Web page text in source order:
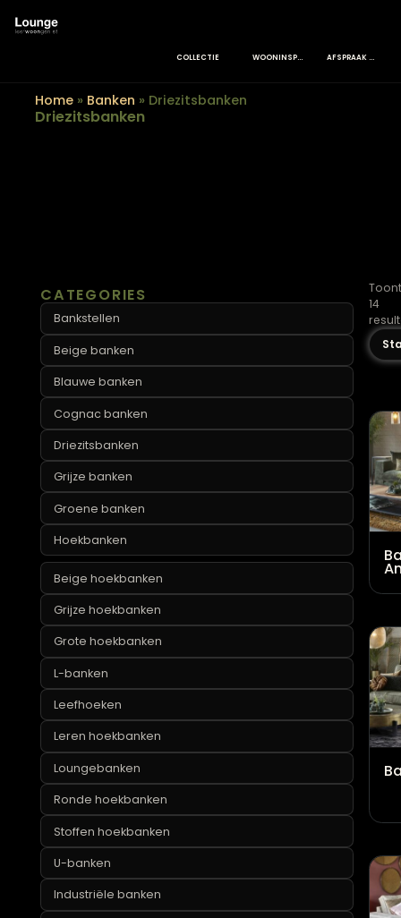
Home»Banken»Driezitsbanken
Driezitsbanken
CATEGORIES
Bankstellen
Beige banken
Blauwe banken
Cognac banken
Driezitsbanken
Grijze banken
Groene banken
Hoekbanken
Beige hoekbanken
Grijze hoekbanken
Grote hoekbanken
L-banken
Leefhoeken
Leren hoekbanken
Loungebanken
Ronde hoekbanken